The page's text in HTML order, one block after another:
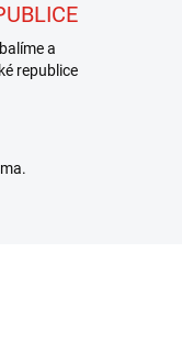
a
republice